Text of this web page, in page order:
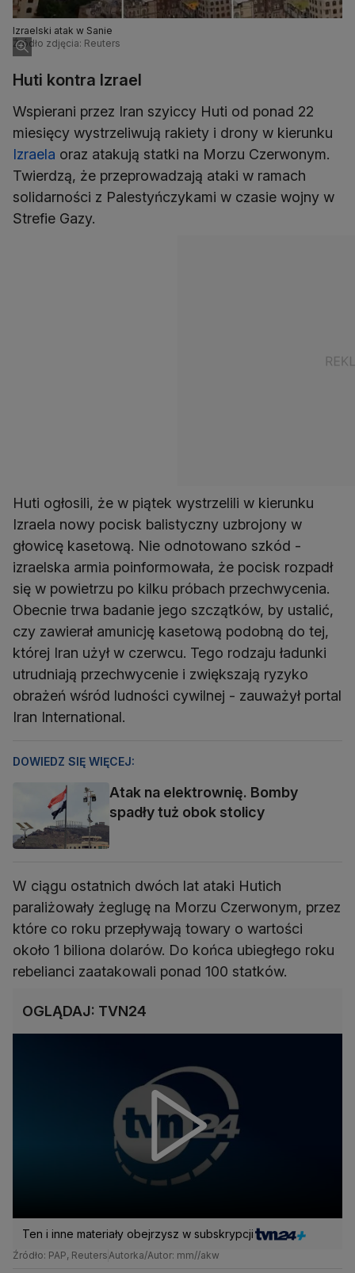
Izraelski atak w Sanie
Źródło zdjęcia: Reuters
Huti kontra Izrael
Wspierani przez Iran szyiccy Huti od ponad 22
miesięcy wystrzeliwują rakiety i drony w kierunku
Izraela oraz atakują statki na Morzu Czerwonym.
Twierdzą, że przeprowadzają ataki w ramach
solidarności z Palestyńczykami w czasie wojny w
Strefie Gazy.
Huti ogłosili, że w piątek wystrzelili w kierunku
Izraela nowy pocisk balistyczny uzbrojony w
głowicę kasetową. Nie odnotowano szkód -
izraelska armia poinformowała, że pocisk rozpadł
się w powietrzu po kilku próbach przechwycenia.
Obecnie trwa badanie jego szczątków, by ustalić,
czy zawierał amunicję kasetową podobną do tej,
której Iran użył w czerwcu. Tego rodzaju ładunki
utrudniają przechwycenie i zwiększają ryzyko
obrażeń wśród ludności cywilnej - zauważył portal
Iran International.
DOWIEDZ SIĘ WIĘCEJ:
Atak na elektrownię. Bomby
spadły tuż obok stolicy
W ciągu ostatnich dwóch lat ataki Hutich
paraliżowały żeglugę na Morzu Czerwonym, przez
które co roku przepływają towary o wartości
około 1 biliona dolarów. Do końca ubiegłego roku
rebelianci zaatakowali ponad 100 statków.
OGLĄDAJ: TVN24
Ten i inne materiały obejrzysz w subskrypcji
Źródło: PAP, ReutersAutorka/Autor: mm//akw